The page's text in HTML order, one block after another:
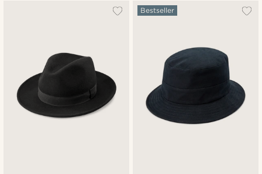
Bestseller